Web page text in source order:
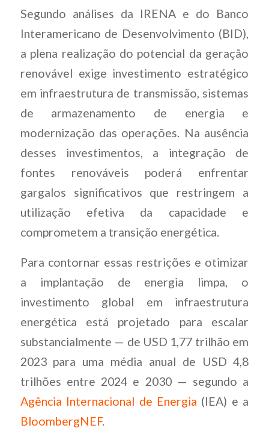
Segundo análises da IRENA e do Banco
Interamericano de Desenvolvimento (BID),
a plena realização do potencial da geração
renovável exige investimento estratégico
em infraestrutura de transmissão, sistemas
de armazenamento de energia e
modernização das operações. Na ausência
desses investimentos, a integração de
fontes renováveis poderá enfrentar
gargalos significativos que restringem a
utilização efetiva da capacidade e
comprometem a transição energética.
Para contornar essas restrições e otimizar
a implantação de energia limpa, o
investimento global em infraestrutura
energética está projetado para escalar
substancialmente — de USD 1,77 trilhão em
2023 para uma média anual de USD 4,8
trilhões entre 2024 e 2030 — segundo a
Agência Internacional de Energia (IEA) e a
BloombergNEF.